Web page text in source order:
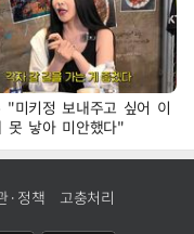
"미키정 보내주고 싶어 이
낳아 미안했다"
·정책 고충처리